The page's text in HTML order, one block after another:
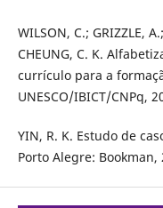
WILSON, C.; GRIZZLE,
CHEUNG, C. K.
currículo para a
UNESCO/IBICT/CNPq,
YIN, R. K. Estudo de
Porto Alegre: Bookman,